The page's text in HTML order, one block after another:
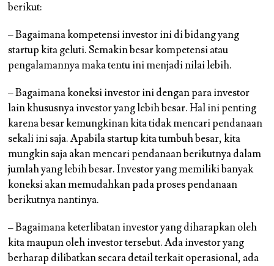
berikut:
– Bagaimana kompetensi investor ini di bidang yang
startup kita geluti. Semakin besar kompetensi atau
pengalamannya maka tentu ini menjadi nilai lebih.
– Bagaimana koneksi investor ini dengan para investor
lain khususnya investor yang lebih besar. Hal ini penting
karena besar kemungkinan kita tidak mencari pendanaan
sekali ini saja. Apabila startup kita tumbuh besar, kita
mungkin saja akan mencari pendanaan berikutnya dalam
jumlah yang lebih besar. Investor yang memiliki banyak
koneksi akan memudahkan pada proses pendanaan
berikutnya nantinya.
– Bagaimana keterlibatan investor yang diharapkan oleh
kita maupun oleh investor tersebut. Ada investor yang
berharap dilibatkan secara detail terkait operasional, ada